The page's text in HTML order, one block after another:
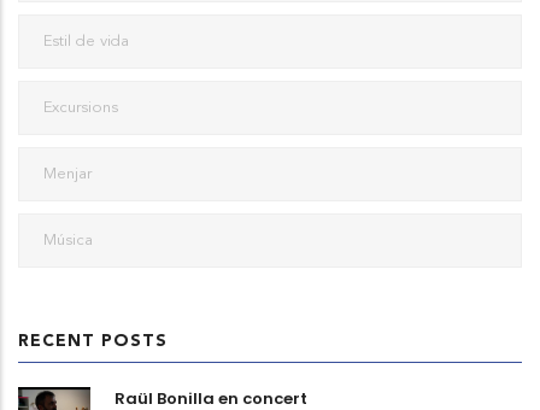
Estil de vida
Excursions
Menjar
Música
RECENT POSTS
Raül Bonilla en concert